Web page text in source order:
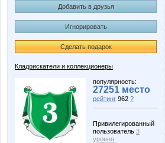
Добавить в друзья
Игнорировать
Сделать подарок
Кладоискатели и коллекционеры
популярность:
27251 место
рейтинг 962 ?
Привилегированный
пользователь 3
уровня